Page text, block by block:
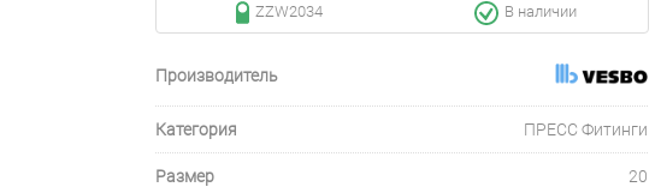
ZZW2034 В наличии
Производитель
Категория ПРЕСС Фитинги
Размер 20